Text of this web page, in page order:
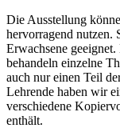
Die Ausstellung
hervorragend nutzen.
Erwachsene
behandeln einzelne
auch nur einen Teil
Lehrende haben wir
verschiedene
enthält.